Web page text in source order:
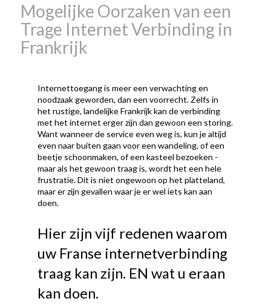
Mogelijke Oorzaken van een
Trage Internet Verbinding in
Frankrijk
Internettoegang is meer een verwachting en
noodzaak geworden, dan een voorrecht. Zelfs in
het rustige, landelijke Frankrijk kan de verbinding
met het internet erger zijn dan gewoon een storing.
Want wanneer de service even weg is, kun je altijd
even naar buiten gaan voor een wandeling, of een
beetje schoonmaken, of een kasteel bezoeken -
maar als het gewoon traag is, wordt het een hele
frustratie. Dit is niet ongewoon op het platteland,
maar er zijn gevallen waar je er wel iets kan aan
doen.
Hier zijn vijf redenen waarom
uw Franse internetverbinding
traag kan zijn. EN wat u eraan
kan doen.